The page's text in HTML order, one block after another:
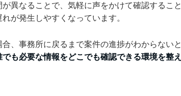
異なることで、気軽に声をかけて確認すること
が発生しやすくなっています。
、事務所に戻るまで案件の進捗がわからないと
でも必要な情報をどこでも確認できる環境を整え